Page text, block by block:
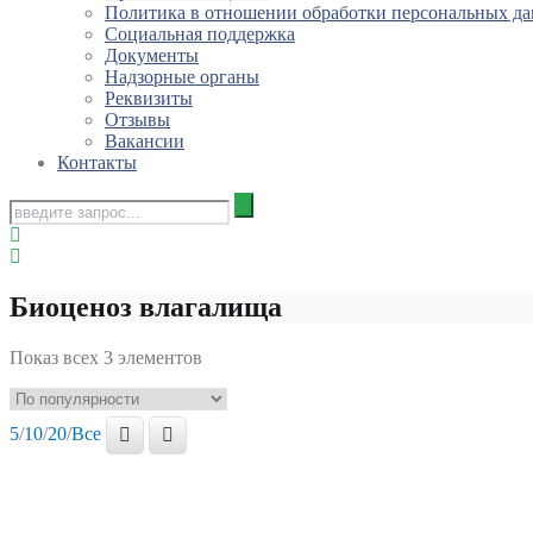
Политика в отношении обработки персональных
Социальная поддержка
Документы
Надзорные органы
Реквизиты
Отзывы
Вакансии
Контакты
Биоценоз влагалища
Показ всех 3 элементов
5/10/20/Все